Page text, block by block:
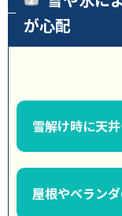
が心配
雪解け時に天
屋根やベラン